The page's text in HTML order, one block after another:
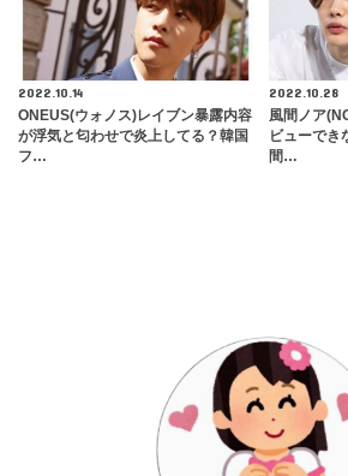
2022.10.14
ONEUS(ウォノス)レイブン暴露内容
が浮気と匂わせで炎上してる？韓国
フ…
2022.10.28
風間ノア
ビューでき
間…